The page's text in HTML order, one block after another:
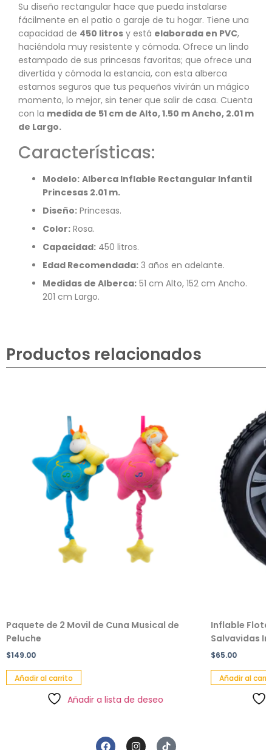
Su diseño rectangular hace que pueda instalarse
fácilmente en el patio o garaje de tu hogar. Tiene una
capacidad de 450 litros y está elaborada en PVC,
haciéndola muy resistente y cómoda. Ofrece un lindo
estampado de sus princesas favoritas; que ofrece una
divertida y cómoda la estancia, con esta alberca
estamos seguros que tus pequeños vivirán un mágico
momento, lo mejor, sin tener que salir de casa. Cuenta
con la medida de 51 cm de Alto, 1.50 m Ancho, 2.01 m
de Largo.
Características:
Modelo: Alberca Inflable Rectangular Infantil
Princesas 2.01 m.
Diseño: Princesas.
Color: Rosa.
Capacidad: 450 litros.
Edad Recomendada: 3 años en adelante.
Medidas de Alberca: 51 cm Alto, 152 cm Ancho.
201 cm Largo.
Productos relacionados
Paquete de 2 Movil de Cuna Musical de
Peluche
$149.00
Añadir al carrito
Añadir a lista de deseo
Inflable
Salvavidas
$65.00
Añadir al